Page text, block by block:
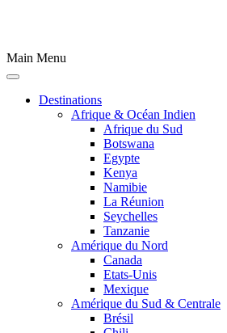
Main Menu
Destinations
Afrique & Océan Indien
Afrique du Sud
Botswana
Egypte
Kenya
Namibie
La Réunion
Seychelles
Tanzanie
Amérique du Nord
Canada
Etats-Unis
Mexique
Amérique du Sud & Centrale
Brésil